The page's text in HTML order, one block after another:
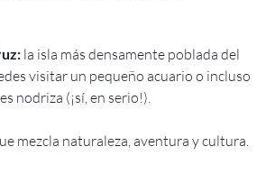
la isla más densamente poblada del
visitar un pequeño acuario o incluso
nodriza (¡sí, en serio!).
mezcla naturaleza, aventura y cultura.